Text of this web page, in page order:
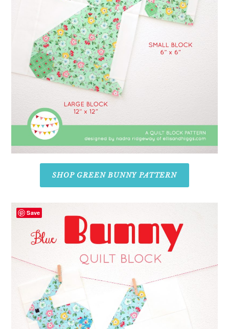
SHOP GREEN BUNNY PATTERN
Save